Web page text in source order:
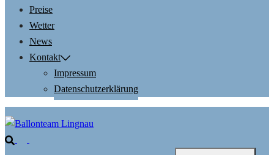
Preise
Wetter
News
Kontakt
Impressum
Datenschutzerklärung